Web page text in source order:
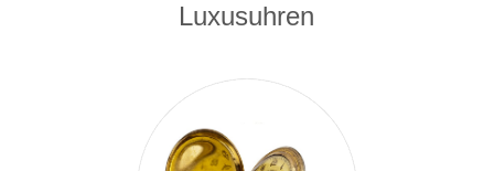
Luxusuhren